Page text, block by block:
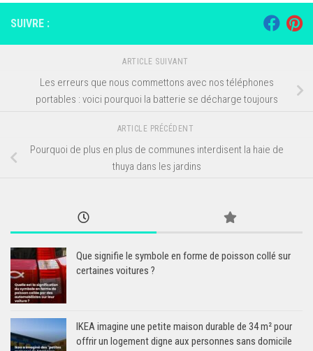
SUIVRE :
ARTICLE SUIVANT
Les erreurs que nous commettons avec nos téléphones
portables : voici pourquoi la batterie se décharge toujours
ARTICLE PRÉCÉDENT
Pourquoi de plus en plus de communes interdisent la haie de
thuya dans les jardins
Que signifie le symbole en forme de poisson collé sur
certaines voitures ?
IKEA imagine une petite maison durable de 34 m² pour
offrir un logement digne aux personnes sans domicile